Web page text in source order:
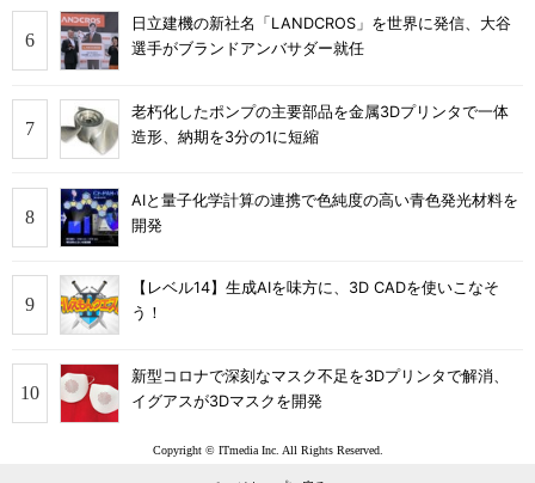
日立建機の新社名「LANDCROS」を世界に発信、大谷
選手がブランドアンバサダー就任
老朽化したポンプの主要部品を金属3Dプリンタで一体
造形、納期を3分の1に短縮
AIと量子化学計算の連携で色純度の高い青色発光材料を
開発
【レベル14】生成AIを味方に、3D CADを使いこなそ
う！
新型コロナで深刻なマスク不足を3Dプリンタで解消、
イグアスが3Dマスクを開発
Copyright © ITmedia Inc. All Rights Reserved.